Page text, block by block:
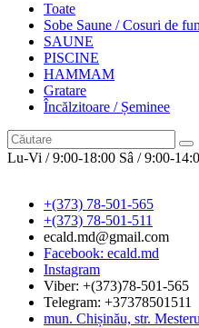
Toate
Sobe Saune / Cosuri de
SAUNE
PISCINE
HAMMAM
Gratare
Încălzitoare / Șeminee
Lu-Vi / 9:00-18:00 Sâ / 9:00-
+(373) 78-501-565
+(373) 78-501-511
ecald.md@gmail.com
Facebook: ecald.md
Instagram
Viber: +(373)78-501-565
Telegram: +37378501511
mun. Chișinău, str.